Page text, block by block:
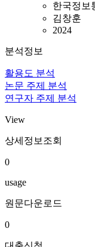
한국정보
김창훈
2024
분석정보
활용도 분석
논문 주제 분석
연구자 주제 분석
View
상세정보조회
0
usage
원문다운로드
0